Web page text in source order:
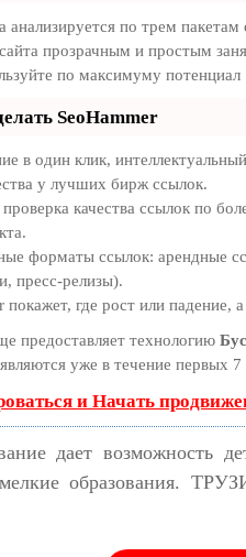
анализируется по трем
прозрачным и простым
по максимуму
SeoHammer
в один клик,
у лучших бирж ссылок.
качества ссылок по
форматы ссылок: арендные
пресс-релизы).
где рост или падение,
предоставляет технологию
уже в течение первых
и Начать
дает возможность
образования.